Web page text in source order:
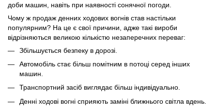
доби машин, навіть при наявності сонячної погоди.
Чому ж продаж денних ходових вогнів став настільки
популярним? На це є свої причини, адже такі вироби
відрізняються великою кількістю незаперечних переваг:
Збільшується безпеку в дорозі.
Автомобіль стає більш помітним в потоці серед інших
машин.
Транспортний засіб виглядає більш індивідуально.
Денні ходові вогні сприяють заміні ближнього світла вдень.